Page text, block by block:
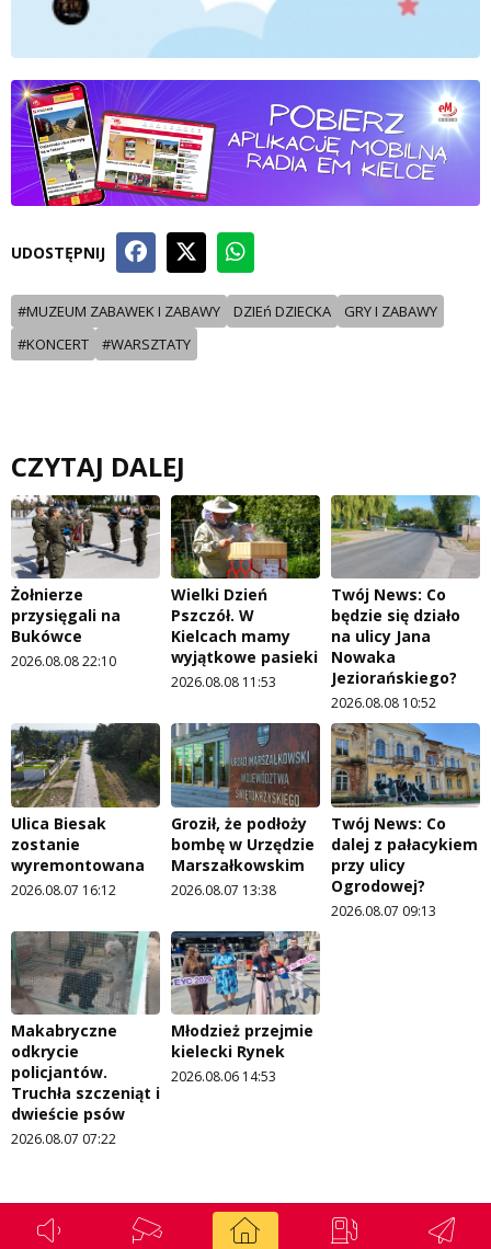
UDOSTĘPNIJ
#MUZEUM ZABAWEK I ZABAWY DZIEń DZIECKA
GRY I ZABAWY
#KONCERT
#WARSZTATY
CZYTAJ DALEJ
Żołnierze
przysięgali na
Bukówce
2026.08.08 22:10
Wielki Dzień
Pszczół. W
Kielcach mamy
wyjątkowe pasieki
2026.08.08 11:53
Twój News: Co
będzie się działo
na ulicy Jana
Nowaka
Jeziorańskiego?
2026.08.08 10:52
Ulica Biesak
zostanie
wyremontowana
2026.08.07 16:12
Groził, że podłoży
bombę w Urzędzie
Marszałkowskim
2026.08.07 13:38
Twój News: Co
dalej z pałacykiem
przy ulicy
Ogrodowej?
2026.08.07 09:13
Makabryczne
odkrycie
policjantów.
Truchła szczeniąt i
dwieście psów
2026.08.07 07:22
Młodzież przejmie
kielecki Rynek
2026.08.06 14:53